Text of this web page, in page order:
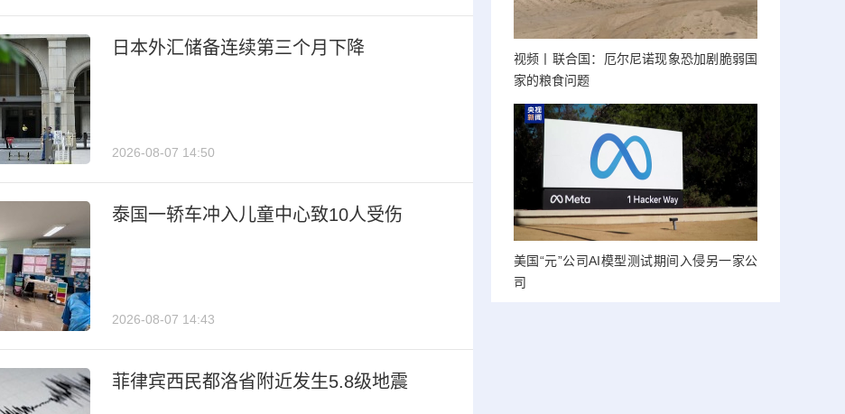
日本外汇储备连续第三个月下降
2026-08-07 14:50
泰国一轿车冲入儿童中心致10人受伤
2026-08-07 14:43
菲律宾西民都洛省附近发生5.8级地震
视频丨联合国：厄尔尼诺现象恐加剧脆弱国
家的粮食问题
美国“元”公司AI模型测试期间入侵另一家公
司